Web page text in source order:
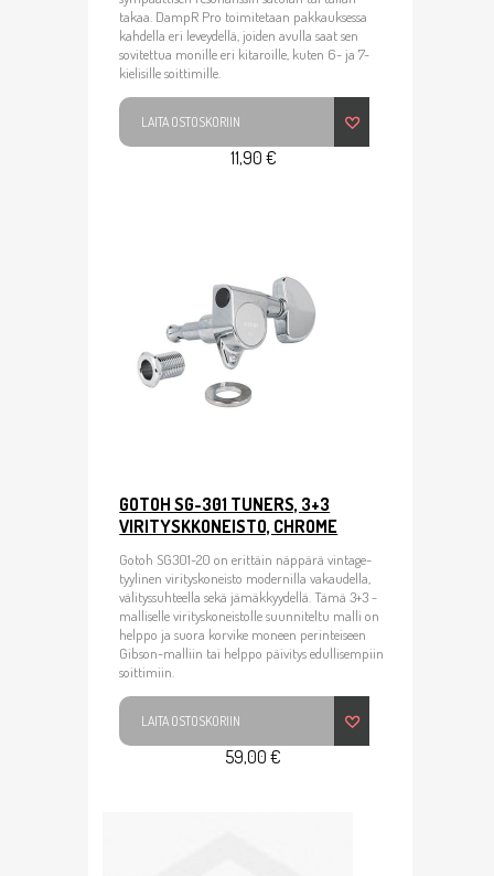
takaa. DampR Pro toimitetaan pakkauksessa
kahdella eri leveydellä, joiden avulla saat sen
sovitettua monille eri kitaroille, kuten 6- ja 7-
kielisille soittimille.
LAITA OSTOSKORIIN
11,90 €
GOTOH SG-301 TUNERS, 3+3
VIRITYSKKONEISTO, CHROME
Gotoh SG301-20 on erittäin näppärä vintage-
tyylinen virityskoneisto modernilla vakaudella,
välityssuhteella sekä jämäkkyydellä. Tämä 3+3 -
malliselle virityskoneistolle suunniteltu malli on
helppo ja suora korvike moneen perinteiseen
Gibson-malliin tai helppo päivitys edullisempiin
soittimiin.
LAITA OSTOSKORIIN
59,00 €